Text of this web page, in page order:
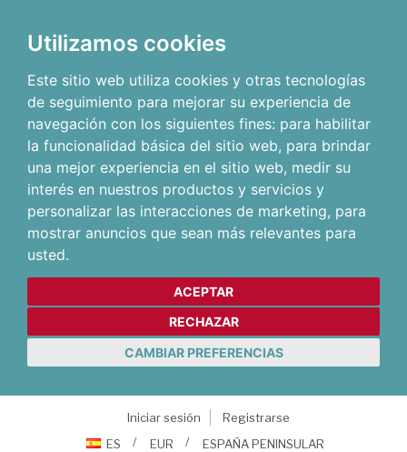
Utilizamos cookies
Este sitio web utiliza cookies y otras tecnologías
de seguimiento para mejorar su experiencia de
navegación con los siguientes fines: para habilitar
la funcionalidad básica del sitio web, para brindar
una mejor experiencia en el sitio web, medir su
interés en nuestros productos y servicios y
personalizar las interacciones de marketing, para
mostrar anuncios que sean más relevantes para
usted.
ACEPTAR
RECHAZAR
CAMBIAR PREFERENCIAS
Iniciar sesión
Registrarse
ES
EUR ESPAÑA PENINSULAR